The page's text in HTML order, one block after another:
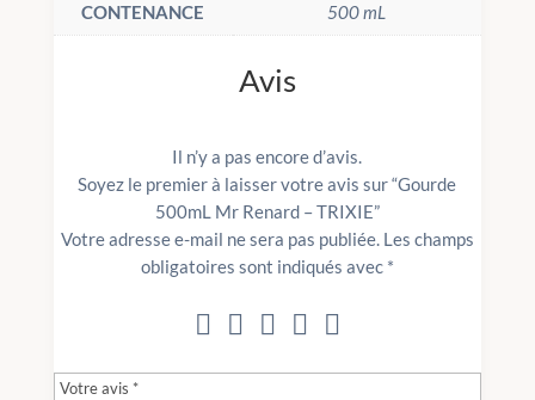
CONTENANCE 500 mL
Avis
Il n’y a pas encore d’avis.
Soyez le premier à laisser votre avis sur “Gourde
500mL Mr Renard – TRIXIE”
Votre adresse e-mail ne sera pas publiée. Les champs
obligatoires sont indiqués avec *